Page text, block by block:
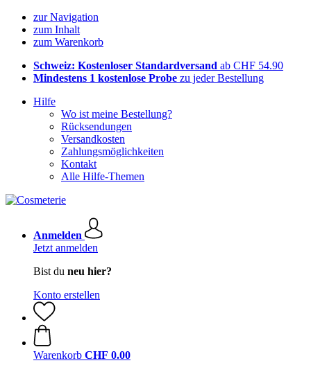
zur Navigation
zum Inhalt
zum Warenkorb
Schweiz: Kostenloser Standardversand ab CHF 54.90
Mindestens 1 kostenlose Probe zu jeder Bestellung
Hilfe
Wo ist meine Bestellung?
Rücksendungen
Versandkosten
Zahlungsmöglichkeiten
Kontakt
Alle Hilfe-Themen
Anmelden
Jetzt anmelden
Bist du neu hier?
Konto erstellen
Warenkorb CHF 0.00